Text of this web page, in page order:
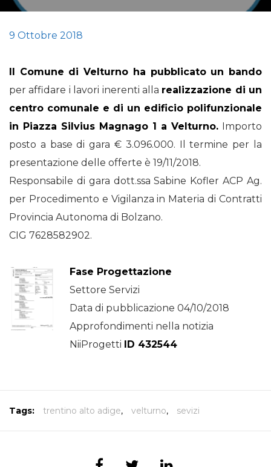
9 Ottobre 2018
Il Comune di Velturno ha pubblicato un bando
per affidare i lavori inerenti alla realizzazione di un
centro comunale e di un edificio polifunzionale
in Piazza Silvius Magnago 1 a Velturno. Importo
posto a base di gara € 3.096.000. Il termine per la
presentazione delle offerte è 19/11/2018.
Responsabile di gara dott.ssa Sabine Kofler ACP Ag.
per Procedimento e Vigilanza in Materia di Contratti
Provincia Autonoma di Bolzano.
CIG 7628582902.
Fase Progettazione
Settore Servizi
Data di pubblicazione 04/10/2018
Approfondimenti nella notizia
NiiProgetti ID 432544
Tags: trentino alto adige, velturno, sevizi